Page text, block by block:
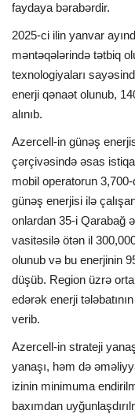
faydaya bərabərdir.
2025-ci ilin yanvar
məntəqələrində tətbiq
texnologiyaları
enerji qənaət olunub,
alınıb.
Azercell-in günəş
çərçivəsində əsas
mobil operatorun
günəş enerjisi ilə
onlardan 35-i Qarabağ
vasitəsilə ötən il
olunub və bu enerjinin
düşüb. Region üzrə
edərək enerji
verib.
Azercell-in strateji
yanaşı, həm də
izinin minimuma
baxımdan